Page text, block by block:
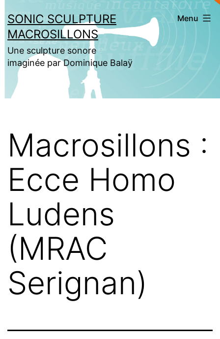
au
contenu
SONIC SCULPTURE
MACROSILLONS
Une sculpture sonore
imaginée par Dominique Balaÿ
Menu
Macrosillons :
Ecce Homo
Ludens
(MRAC
Serignan)